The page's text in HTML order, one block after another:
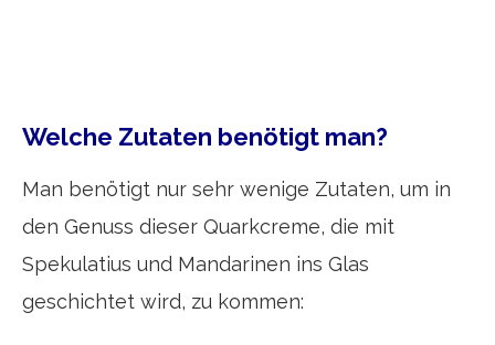
Welche Zutaten benötigt man?
Man benötigt nur sehr wenige Zutaten, um in
den Genuss dieser Quarkcreme, die mit
Spekulatius und Mandarinen ins Glas
geschichtet wird, zu kommen: